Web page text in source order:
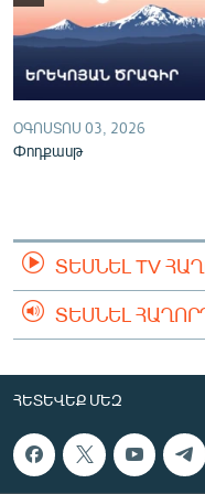
ՕԳՈՍՏՈՍ 03, 2026
Փոդքասթ
ՏԵՍՆԵԼ TV
ՏԵՍՆԵԼ
ՀԵՏԵՎԵՔ ՄԵԶ